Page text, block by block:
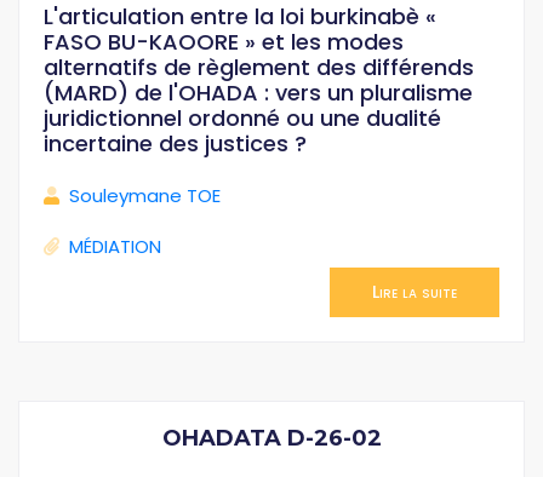
L'articulation entre la loi burkinabè «
FASO BU-KAOORE » et les modes
alternatifs de règlement des différends
(MARD) de l'OHADA : vers un pluralisme
juridictionnel ordonné ou une dualité
incertaine des justices ?
Souleymane TOE
MÉDIATION
Lire la suite
OHADATA D-26-02